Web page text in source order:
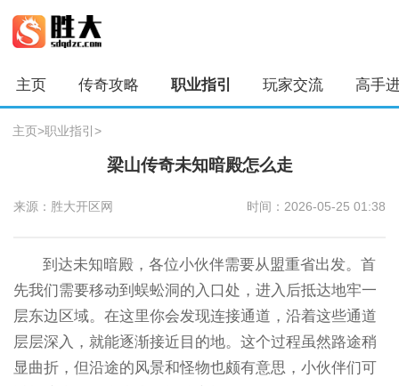
主页 传奇攻略 职业指引 玩家交流 高手
主页>职业指引>
梁山传奇未知暗殿怎么走
来源：胜大开区网 时间：2026-05-25 01:38
到达未知暗殿，各位小伙伴需要从盟重省出发。首
先我们需要移动到蜈蚣洞的入口处，进入后抵达地牢一
层东边区域。在这里你会发现连接通道，沿着这些通道
层层深入，就能逐渐接近目的地。这个过程虽然路途稍
显曲折，但沿途的风景和怪物也颇有意思，小伙伴们可